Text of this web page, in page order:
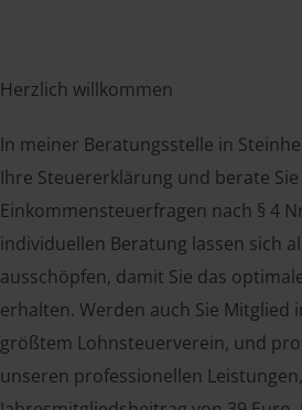
Herzlich willkommen
In meiner Beratungsstelle in
Ihre Steuererklärung und berate
Einkommensteuerfragen nach § 4
individuellen Beratung lassen sich
ausschöpfen, damit Sie das
erhalten. Werden auch Sie Mitglied
größtem Lohnsteuerverein, und
unseren professionellen